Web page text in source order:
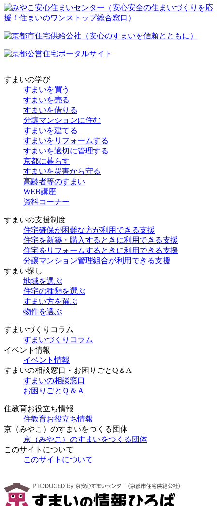
すまいの学び
すまいを買う
すまいを売る
すまいを借りる
分譲マンションに住む
すまいを建てる
すまいをリフォームする
すまいを適切に管理する
京都に暮らす
すまいを災害から守る
高齢者等のすまい
WEB講座
資料コーナー
すまいの支援制度
住宅確保が困難な方が利用できる支援
住宅を新築・購入するときに利用できる支援
住宅をリフォームするときに利用できる支援
分譲マンション管理組合が利用できる支援
すまい探し
地域を選ぶ
住宅の種類を選ぶ
すまい方を選ぶ
物件を選ぶ
すまいづくりコラム
すまいづくりコラム
イベント情報
イベント情報
すまいの相談窓口・お困りごとQ＆A
すまいの相談窓口
お困りごとＱ＆Ａ
住教育お役立ち情報
住教育お役立ち情報
京（みやこ）のすまいをつくる団体
京（みやこ）のすまいをつくる団体
このサイトについて
このサイトについて